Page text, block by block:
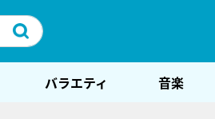
バラエティ 音楽